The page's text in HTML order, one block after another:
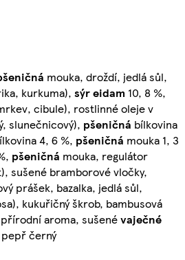
mouka, droždí, jedlá sůl,
kurkuma), sýreidam 10, 8 %,
cibule), rostlinné oleje v
slunečnicový), pšeničná bílkovina
4, 6 %, pšeničná mouka 1, 3
pšeničná mouka, regulátor
sušené bramborové vločky,
prášek, bazalka, jedlá sůl,
kukuřičný škrob, bambusová
aroma, sušenévaječné
pepř černý